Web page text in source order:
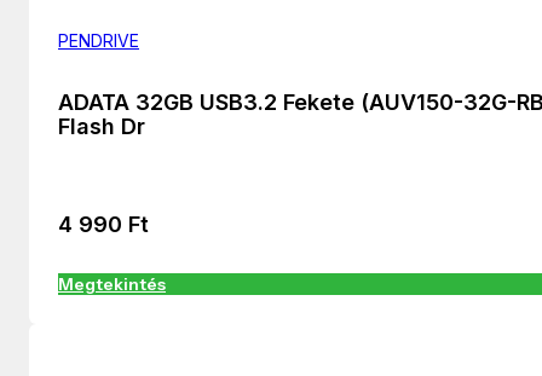
PENDRIVE
ADATA 32GB USB3.2 Fekete (AUV150-32G-
Flash Dr
4 990 Ft
Megtekintés